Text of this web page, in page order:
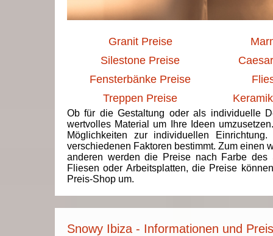
Granit Preise
Silestone Preise
Fensterbänke Preise
Treppen Preise
Ob für die Gestaltung oder als individuelle
wertvolles Material um Ihre Ideen
Möglichkeiten zur individuellen
verschiedenen Faktoren bestimmt. Zum einen
anderen werden die Preise nach Farbe des
Fliesen oder Arbeitsplatten, die Preise
Preis-Shop um.
Snowy Ibiza - Informationen und